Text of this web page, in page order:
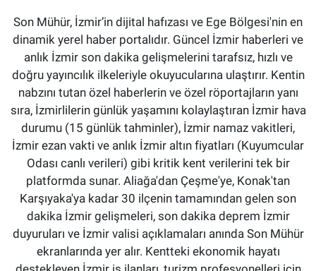
Son Mühür, İzmir’in dijital hafızası ve Ege Bölgesi'nin en
dinamik yerel haber portalıdır. Güncel İzmir haberleri ve
anlık İzmir son dakika gelişmelerini tarafsız, hızlı ve
doğru yayıncılık ilkeleriyle okuyucularına ulaştırır. Kentin
nabzını tutan özel haberlerin ve özel röportajların yanı
sıra, İzmirlilerin günlük yaşamını kolaylaştıran İzmir hava
durumu (15 günlük tahminler), İzmir namaz vakitleri,
İzmir ezan vakti ve anlık İzmir altın fiyatları (Kuyumcular
Odası canlı verileri) gibi kritik kent verilerini tek bir
platformda sunar. Aliağa'dan Çeşme'ye, Konak'tan
Karşıyaka'ya kadar 30 ilçenin tamamından gelen son
dakika İzmir gelişmeleri, son dakika deprem İzmir
duyuruları ve İzmir valisi açıklamaları anında Son Mühür
ekranlarında yer alır. Kentteki ekonomik hayatı